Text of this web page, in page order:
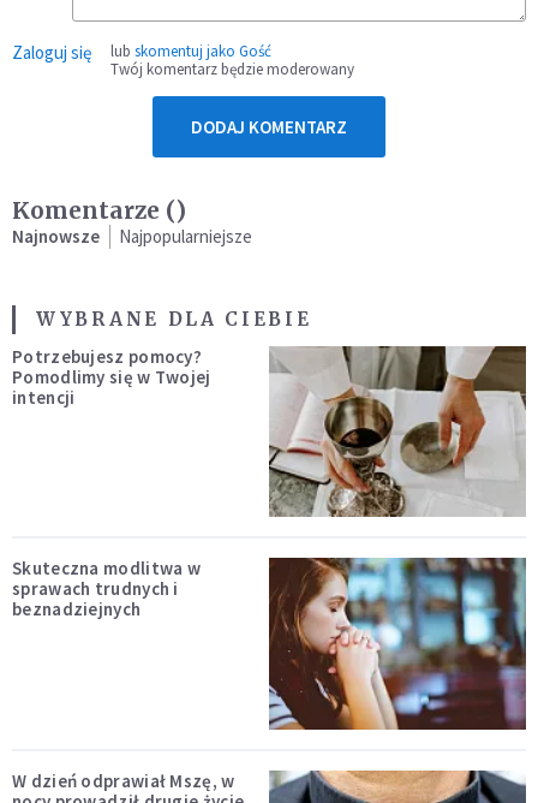
Zaloguj się lub skomentuj jako Gość
Twój komentarz będzie moderowany
DODAJ KOMENTARZ
Komentarze ()
Najnowsze Najpopularniejsze
WYBRANE DLA CIEBIE
Potrzebujesz pomocy?
Pomodlimy się w Twojej
intencji
Skuteczna modlitwa w
sprawach trudnych i
beznadziejnych
W dzień odprawiał Mszę, w